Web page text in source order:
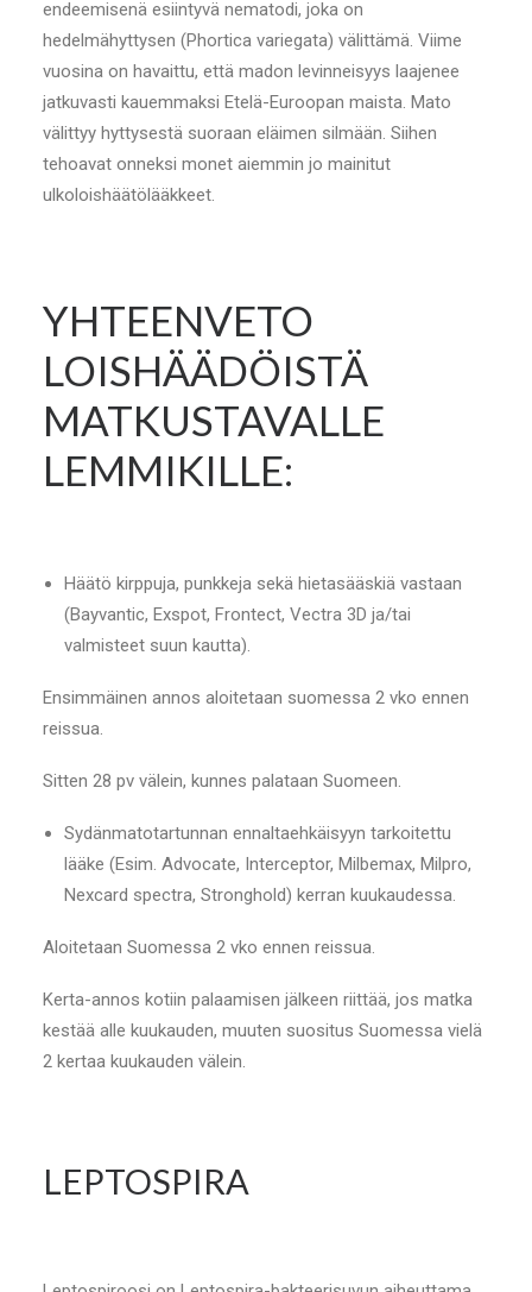
endeemisenä esiintyvä nematodi, joka on
hedelmähyttysen (Phortica variegata) välittämä. Viime
vuosina on havaittu, että madon levinneisyys laajenee
jatkuvasti kauemmaksi Etelä-Euroopan maista. Mato
välittyy hyttysestä suoraan eläimen silmään. Siihen
tehoavat onneksi monet aiemmin jo mainitut
ulkoloishäätölääkkeet.
YHTEENVETO
LOISHÄÄDÖISTÄ
MATKUSTAVALLE
LEMMIKILLE:
Häätö kirppuja, punkkeja sekä hietasääskiä vastaan
(Bayvantic, Exspot, Frontect, Vectra 3D ja/tai
valmisteet suun kautta).
Ensimmäinen annos aloitetaan suomessa 2 vko ennen
reissua.
Sitten 28 pv välein, kunnes palataan Suomeen.
Sydänmatotartunnan ennaltaehkäisyyn tarkoitettu
lääke (Esim. Advocate, Interceptor, Milbemax, Milpro,
Nexcard spectra, Stronghold) kerran kuukaudessa.
Aloitetaan Suomessa 2 vko ennen reissua.
Kerta-annos kotiin palaamisen jälkeen riittää, jos matka
kestää alle kuukauden, muuten suositus Suomessa vielä
2 kertaa kuukauden välein.
LEPTOSPIRA